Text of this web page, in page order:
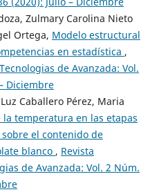
Zulmary Carolina Nieto
Ortega, Modelo estructural
en estadística ,
de Avanzada: Vol.
Diciembre
Caballero Pérez, Maria
la temperatura en las etapas
el contenido de
blanco , Revista
de Avanzada: Vol. 2 Núm.